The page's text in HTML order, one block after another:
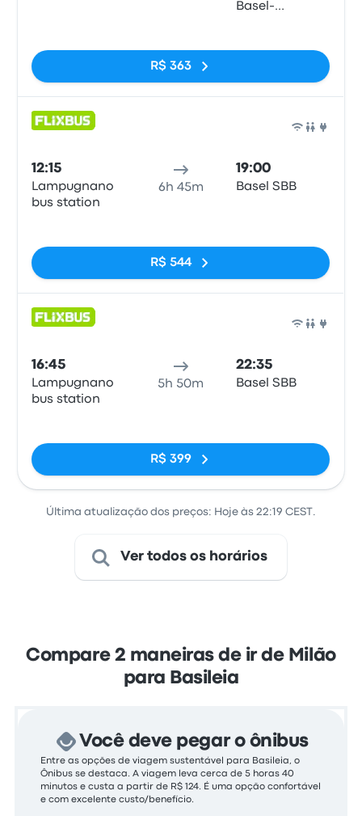
Basel-
R$ 363
12:15
Lampugnano
bus station
6h 45m
19:00
Basel SBB
R$ 544
16:45
Lampugnano
bus station
5h 50m
22:35
Basel SBB
R$ 399
Última atualização dos preços: Hoje às 22:19 CEST.
Ver todos os horários
Compare 2 maneiras de ir de Milão
para Basileia
Você deve pegar o ônibus
Entre as opções de viagem sustentável para Basileia, o
Ônibus se destaca. A viagem leva cerca de 5 horas 40
minutos e custa a partir de R$ 124. É uma opção confortável
e com excelente custo/benefício.